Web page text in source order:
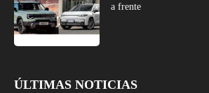
a frente
ÚLTIMAS NOTICIAS